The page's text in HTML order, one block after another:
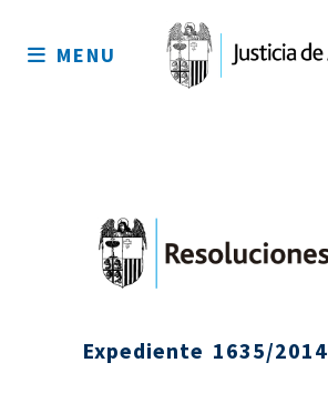
sitio
MENU
Expediente 1635/2014